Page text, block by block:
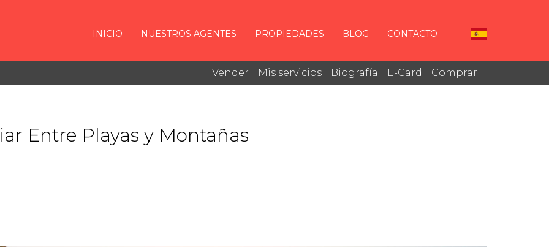
INICIO NUESTROS AGENTES PROPIEDADES BLOG CONTACTO
Vender Mis servicios Biografía E-Card Comprar
Entre Playas y Montañas